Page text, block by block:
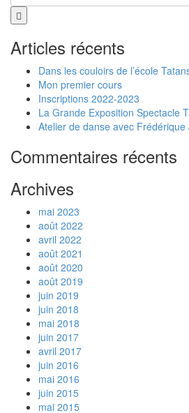
Articles récents
Dans les couloirs de l’école
Mon premier cours
Inscriptions 2022-2023
La Grande Exposition Spectacle
Atelier de danse avec Frédérique
Commentaires récents
Archives
mai 2023
août 2022
avril 2022
août 2021
août 2020
août 2019
juin 2019
juin 2018
mai 2018
juin 2017
avril 2017
juin 2016
mai 2016
juin 2015
mai 2015